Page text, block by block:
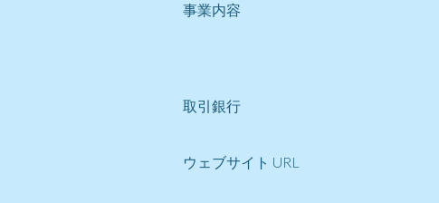
事業内容
取引銀行
ウェブサイト URL